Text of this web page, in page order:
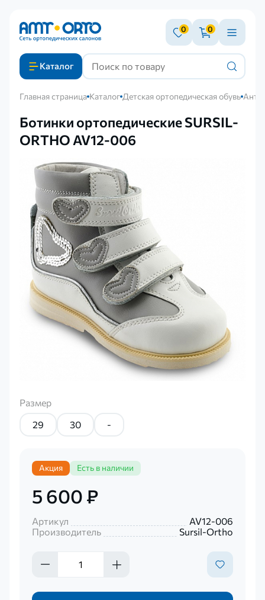
0 0
Каталог
Главная страница Каталог Детская ортопедическая обувь
Ботинки ортопедические SURSIL-
ORTHO AV12-006
Размер
29
30 -
Акция Есть в наличии
5 600 ₽
Артикул
AV12-006
Производитель
Sursil-Ortho